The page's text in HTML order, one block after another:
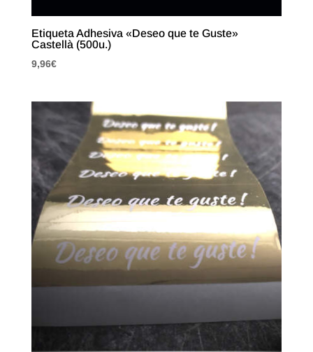
Etiqueta Adhesiva «Deseo que te Guste»
Castellà (500u.)
9,96€